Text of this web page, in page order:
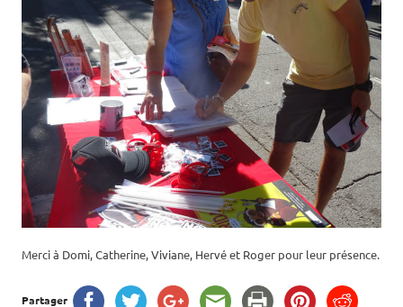
Merci à Domi, Catherine, Viviane, Hervé et Roger pour leur présence.
Partager